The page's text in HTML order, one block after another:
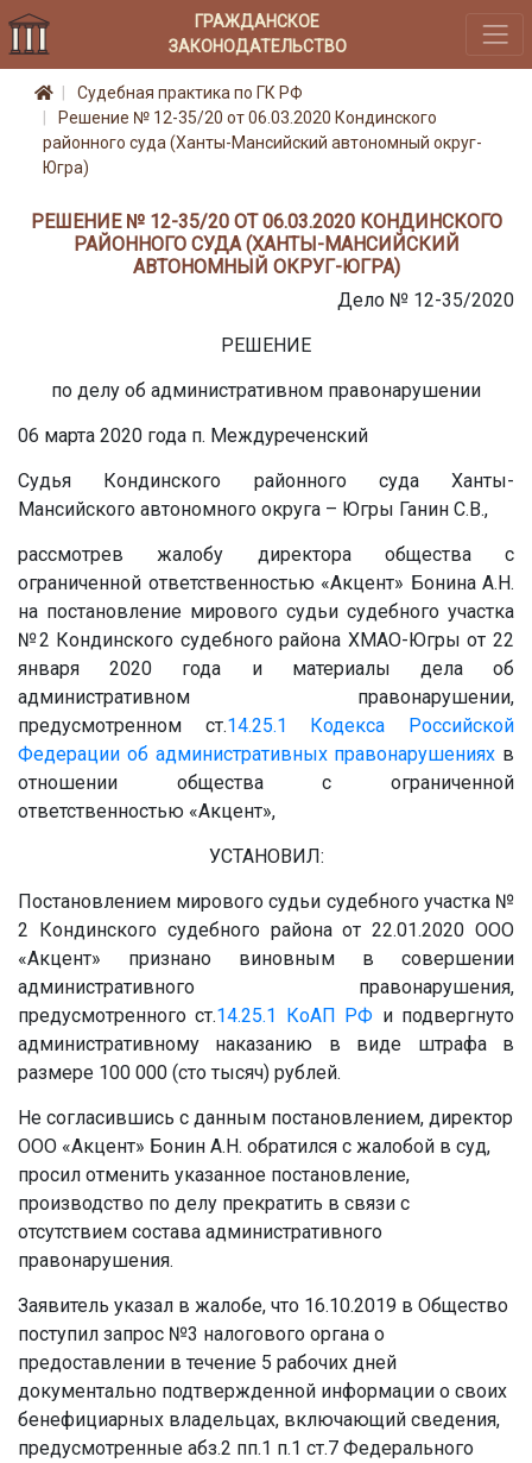
ГРАЖДАНСКОЕ
ЗАКОНОДАТЕЛЬСТВО
Судебная практика по ГК РФ
Решение № 12-35/20 от 06.03.2020 Кондинского
районного суда (Ханты-Мансийский автономный округ-
Югра)
РЕШЕНИЕ № 12-35/20 ОТ 06.03.2020 КОНДИНСКОГО
РАЙОННОГО СУДА (ХАНТЫ-МАНСИЙСКИЙ
АВТОНОМНЫЙ ОКРУГ-ЮГРА)
Дело № 12-35/2020
РЕШЕНИЕ
по делу об административном правонарушении
06 марта 2020 года п. Междуреченский
Судья Кондинского районного суда Ханты-
Мансийского автономного округа – Югры Ганин С.В.,
рассмотрев жалобу директора общества с
ограниченной ответственностью «Акцент» Бонина А.Н.
на постановление мирового судьи судебного участка
№2 Кондинского судебного района ХМАО-Югры от 22
января 2020 года и материалы дела об
административном правонарушении,
предусмотренном ст.14.25.1
Кодекса Российской
Федерации об административных правонарушениях в
отношении общества с ограниченной
ответственностью «Акцент»,
УСТАНОВИЛ:
Постановлением мирового судьи судебного участка №
2 Кондинского судебного района от 22.01.2020 ООО
«Акцент» признано виновным в совершении
административного правонарушения,
предусмотренного ст.14.25.1 КоАП РФ и подвергнуто
административному наказанию в виде штрафа в
размере 100 000 (сто тысяч) рублей.
Не согласившись с данным постановлением, директор
ООО «Акцент» Бонин А.Н. обратился с жалобой в суд,
просил отменить указанное постановление,
производство по делу прекратить в связи с
отсутствием состава административного
правонарушения.
Заявитель указал в жалобе, что 16.10.2019 в Общество
поступил запрос №3 налогового органа о
предоставлении в течение 5 рабочих дней
документально подтвержденной информации о своих
бенефициарных владельцах, включающий сведения,
предусмотренные абз.2 пп.1 п.1 ст.7 Федерального